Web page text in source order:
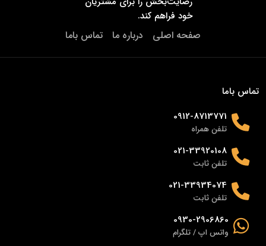
خود فراهم کند.
صفحه اصلی درباره ما تماس باما
تماس باما
0912-8713771
تلفن همراه
021-33920108
تلفن ثابت
021-33934074
تلفن ثابت
0930-2906860
واتس اپ / تلگرام